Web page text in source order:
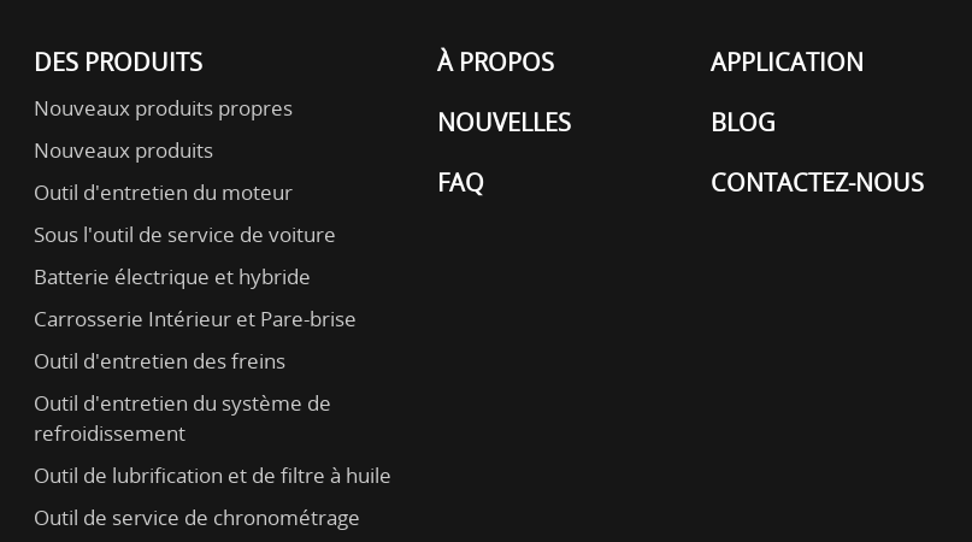
DES PRODUITS
Nouveaux produits propres
Nouveaux produits
Outil d'entretien du moteur
Sous l'outil de service de voiture
Batterie électrique et hybride
Carrosserie Intérieur et Pare-brise
Outil d'entretien des freins
Outil d'entretien du système de
refroidissement
Outil de lubrification et de filtre à huile
Outil de service de chronométrage
À PROPOS
APPLICATION
NOUVELLES
BLOG
FAQ
CONTACTEZ-NOUS